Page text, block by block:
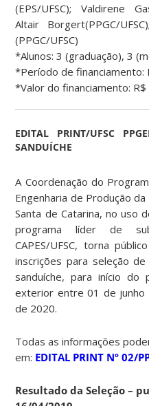
(EPS/UFSC); Valdirene
Altair Borgert(PPGC/
(PPGC/UFSC)
*Alunos: 3 (graduação), 3
*Período de
*Valor do financiamento:
EDITAL PRINT/UFSC
SANDUÍCHE
A Coordenação do
Engenharia de Produção
Santa de Catarina, no uso
programa líder de
CAPES/UFSC, torna
inscrições para seleção
sanduíche, para início
exterior entre 01 de
de 2020.
Todas as informações
em: EDITAL PRINT Nº 02/
Resultado da Seleção –